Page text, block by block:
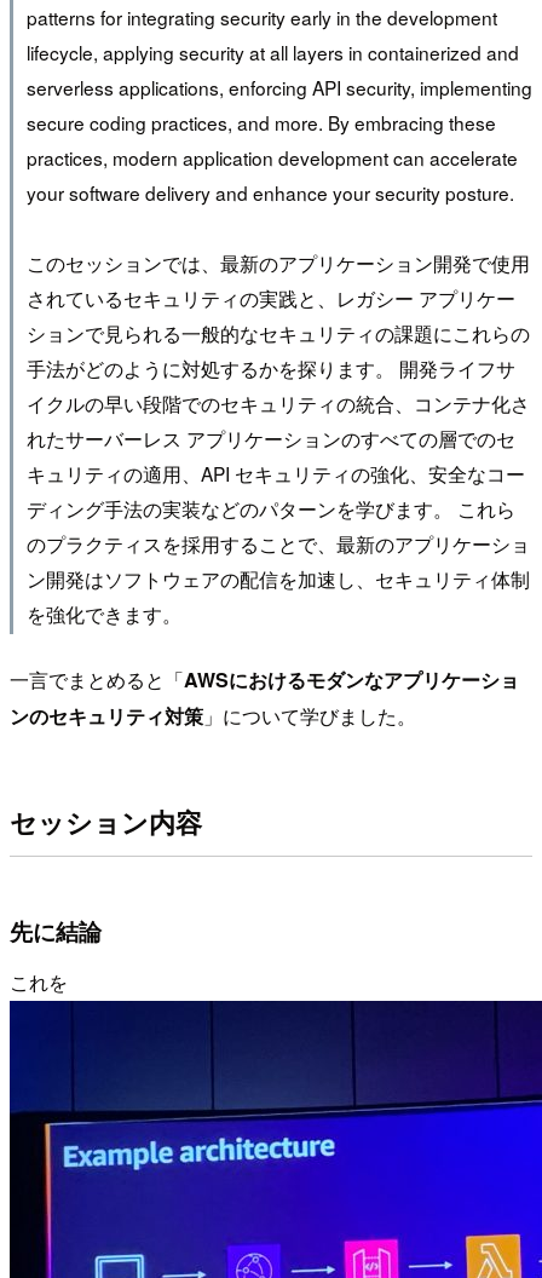
patterns for integrating security early in the development
lifecycle, applying security at all layers in containerized and
serverless applications, enforcing API security, implementing
secure coding practices, and more. By embracing these
practices, modern application development can accelerate
your software delivery and enhance your security posture.
このセッションでは、最新のアプリケーション開発で使用
されているセキュリティの実践と、レガシー アプリケー
ションで見られる一般的なセキュリティの課題にこれらの
手法がどのように対処するかを探ります。 開発ライフサ
イクルの早い段階でのセキュリティの統合、コンテナ化さ
れたサーバーレス アプリケーションのすべての層でのセ
キュリティの適用、API セキュリティの強化、安全なコー
ディング手法の実装などのパターンを学びます。 これら
のプラクティスを採用することで、最新のアプリケーショ
ン開発はソフトウェアの配信を加速し、セキュリティ体制
を強化できます。
一言でまとめると「AWSにおけるモダンなアプリケーショ
ンのセキュリティ対策 」について学びました。
セッション内容
先に結論
これを